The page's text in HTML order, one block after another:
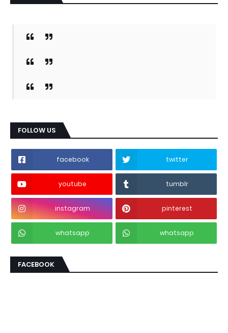
FOLLOW US
facebook twitter
youtube tumblr
instagram pinterest
whatsapp whatsapp
FACEBOOK